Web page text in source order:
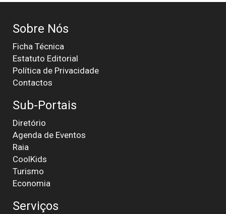
Sobre Nós
Ficha Técnica
Estatuto Editorial
Política de Privacidade
Contactos
Sub-Portais
Diretório
Agenda de Eventos
Raia
CoolKids
Turismo
Economia
Serviços